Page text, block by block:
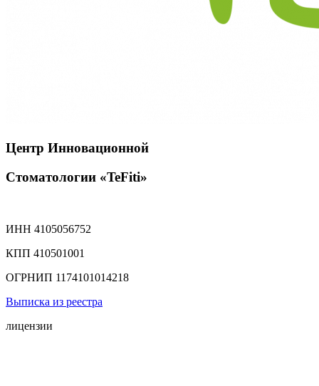
Центр Инновационной
Cтоматологии «TeFiti»
ИНН 4105056752
КПП 410501001
ОГРНИП 1174101014218
Выписка из реестра
лицензии